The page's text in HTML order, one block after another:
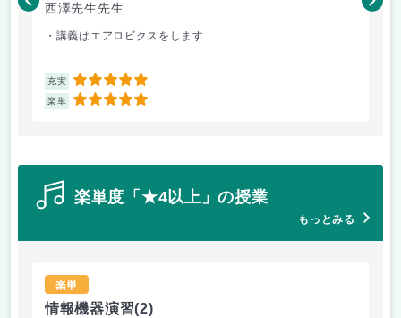
西澤先生先生
・講義はエアロビクスをします...
充実 5
楽単 5
赤
楽単度「★4以上」の授業
もっとみる
楽単
情報機器演習(2)